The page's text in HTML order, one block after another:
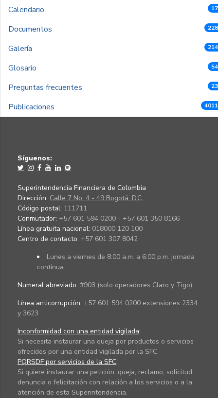
Calendario
Documentos
Galería
Glosario
Preguntas frecuentes
Publicaciones
Síguenos:
Superintendencia Financiera de Colombia
Dirección: Calle 7 No. 4 - 49 Bogotá, D.C.
Código postal: 111711
Conmutador: +57 601 594 0200 - +57 601 350 8166
Línea gratuita nacional: 018000 120 100
Centro de contacto: +57 601 307 8042
Lunes a viernes de 8:00 a.m. a 6:00 p.m. jornada
continua.
Numeral abreviado: #903 (solo operadores Claro y Tigo)
Línea anticorrupción: +57 601 594 0200 extensiones 2334
y 3623
Inconformidad con una entidad vigilada:
Si necesita instaurar una queja por productos o servicios
ofrecidos por una entidad vigilada por la SFC.
PQRSDF por servicios de la SFC:
Si quiere instaurar una petición, queja, reclamo, solicitud,
denuncia o felicitación con relación a los servicios o a la
atención de esta Superintendencia.